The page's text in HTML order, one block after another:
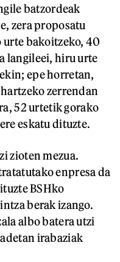
batzordeak
zera proposatu
bakoitzeko, 40
langileei, hiru urte
epe horretan,
zerrendan
52 urtetik gorako
eskatu dituzte.
zioten mezua.
enpresa da
BSHko
berak izango.
albo batera utzi
irabaziak